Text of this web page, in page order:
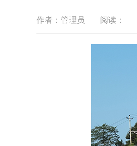
作者：管理员 阅读：